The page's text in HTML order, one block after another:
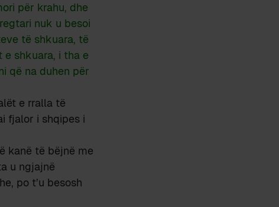
për krahu, dhe
nuk u besoi
të shkuara, të
shkuara, i tha e
që na duhen për
e rralla të
fjalor i shqipes i
kanë të bëjnë me
u ngjajnë
po t’u besosh